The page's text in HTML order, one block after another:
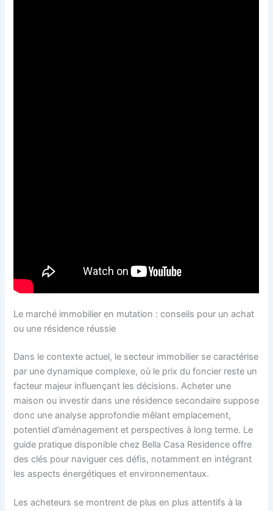
Le marché immobilier en mutation : conseils pour un achat
ou une résidence réussie
Dans le contexte actuel, le secteur immobilier se caractérise
par une dynamique complexe, où le prix du foncier reste un
facteur majeur influençant les décisions. Acheter une
maison ou investir dans une résidence secondaire suppose
donc une analyse approfondie mêlant emplacement,
potentiel d’aménagement et perspectives à long terme. Le
guide pratique disponible chez Bella Casa Residence offre
des clés pour naviguer ces défis, notamment en intégrant
les aspects énergétiques et environnementaux.
Les acheteurs se montrent de plus en plus attentifs à la